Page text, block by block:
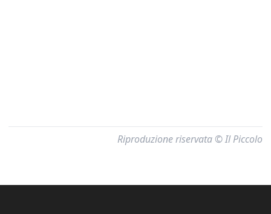
Riproduzione riservata © Il Piccolo